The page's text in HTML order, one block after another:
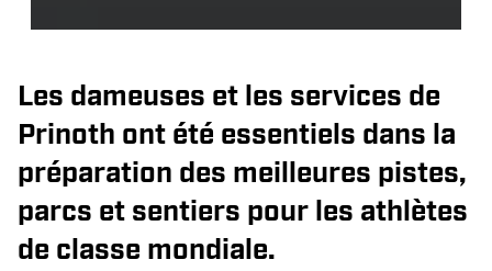
Les dameuses et les services de
Prinoth ont été essentiels dans la
préparation des meilleures pistes,
parcs et sentiers pour les athlètes
de classe mondiale.